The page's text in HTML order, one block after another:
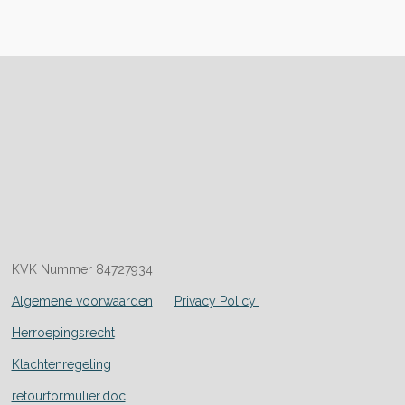
KVK Nummer 84727934
Algemene voorwaarden Privacy Policy
Herroepingsrecht
Klachtenregeling
retourformulier.doc